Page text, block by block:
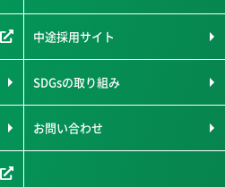
中途採用サイト
SDGsの取り組み
お問い合わせ